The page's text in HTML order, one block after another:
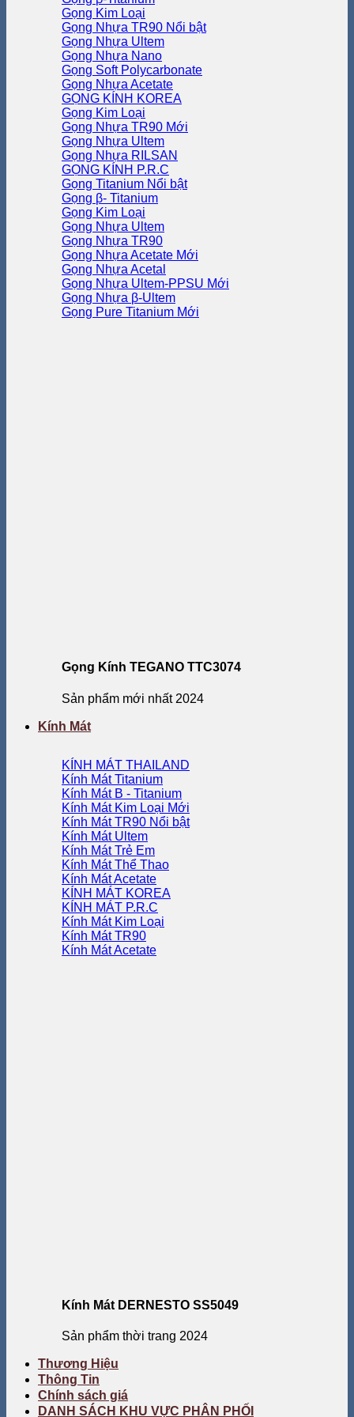
Gọng Kim Loại
Gọng Nhựa TR90
Gọng Nhựa Ultem
Gọng Nhựa Nano
Gọng Soft Polycarbonate
Gọng Nhựa Acetate
GỌNG KÍNH KOREA
Gọng Kim Loại
Gọng Nhựa TR90
Gọng Nhựa Ultem
Gọng Nhựa RILSAN
GỌNG KÍNH P.R.C
Gọng Titanium
Gọng β- Titanium
Gọng Kim Loại
Gọng Nhựa Ultem
Gọng Nhựa TR90
Gọng Nhựa Acetate
Gọng Nhựa Acetal
Gọng Nhựa Ultem-PPSU
Gọng Nhựa β-Ultem
Gọng Pure Titanium
Gọng Kính TEGANO TTC3074
Sản phẩm mới nhất 2024
Kính Mát
KÍNH MÁT THAILAND
Kính Mát Titanium
Kính Mát B - Titanium
Kính Mát Kim Loại
Kính Mát TR90
Kính Mát Ultem
Kính Mát Trẻ Em
Kính Mát Thể Thao
Kính Mát Acetate
KÍNH MÁT KOREA
KÍNH MÁT P.R.C
Kính Mát Kim Loại
Kính Mát TR90
Kính Mát Acetate
Kính Mát DERNESTO SS5049
Sản phẩm thời trang 2024
Thương Hiệu
Thông Tin
Chính sách giá
DANH SÁCH KHU VỰC PHÂN PHỐI